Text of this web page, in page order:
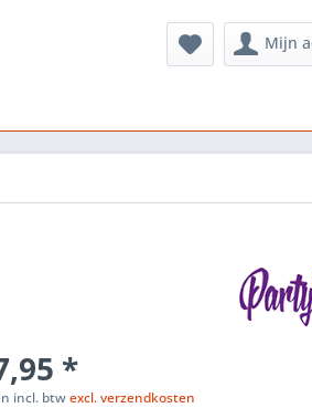
Mijn
*
incl. btwexcl. verzendkosten